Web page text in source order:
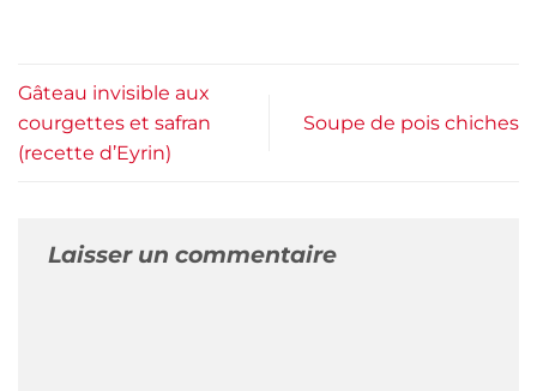
Gâteau invisible aux
courgettes et safran
(recette d’Eyrin)
Soupe de pois chiches
Laisser un commentaire